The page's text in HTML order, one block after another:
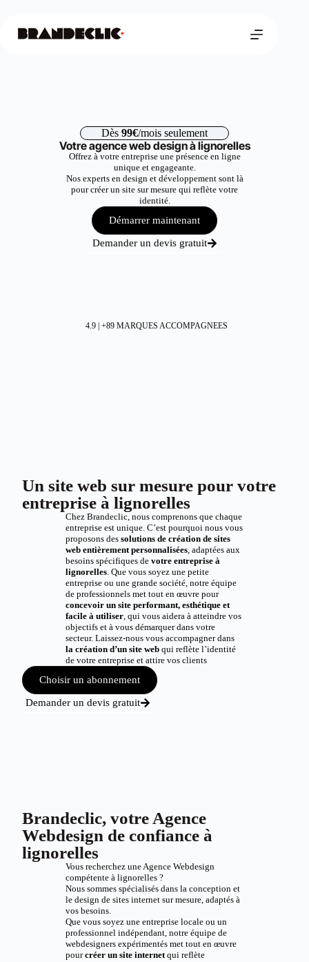
Dès 99€/mois seulement
Votre agence web design à lignorelles
Offrez à votre entreprise une présence en ligne
unique et engageante.
Nos experts en design et développement sont là
pour créer un site sur mesure qui reflète votre
identité.
Démarrer maintenant
Demander un devis gratuit
4.9 | +89 MARQUES ACCOMPAGNEES
Un site web sur mesure pour votre
entreprise à lignorelles
Chez Brandeclic, nous comprenons que chaque
entreprise est unique. C’est pourquoi nous vous
proposons des solutions de création de sites
web entièrement personnalisées, adaptées aux
besoins spécifiques de votre entreprise à
lignorelles. Que vous soyez une petite
entreprise ou une grande société, notre équipe
de professionnels met tout en œuvre pour
concevoir un site performant, esthétique et
facile à utiliser, qui vous aidera à atteindre vos
objectifs et à vous démarquer dans votre
secteur. Laissez-nous vous accompagner dans
la création d’un site webqui reflète l’identité
de votre entreprise et attire vos clients
Choisir un abonnement
Demander un devis gratuit
Brandeclic, votre Agence
Webdesign de confiance à
lignorelles
Vous recherchez une Agence Webdesign
compétente à lignorelles ?
Nous sommes spécialisés dans la conception et
le design de sites internet sur mesure, adaptés à
vos besoins.
Que vous soyez une entreprise locale ou un
professionnel indépendant, notre équipe de
webdesigners expérimentés met tout en œuvre
pourcréer un site internetqui reflète